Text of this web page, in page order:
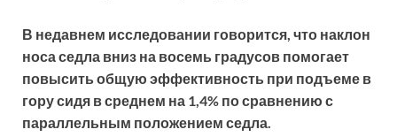
В недавнем исследовании говорится, что наклон
носа седла вниз на восемь градусов помогает
повысить общую эффективность при подъеме в
гору сидя в среднем на 1,4% по сравнению с
параллельным положением седла.